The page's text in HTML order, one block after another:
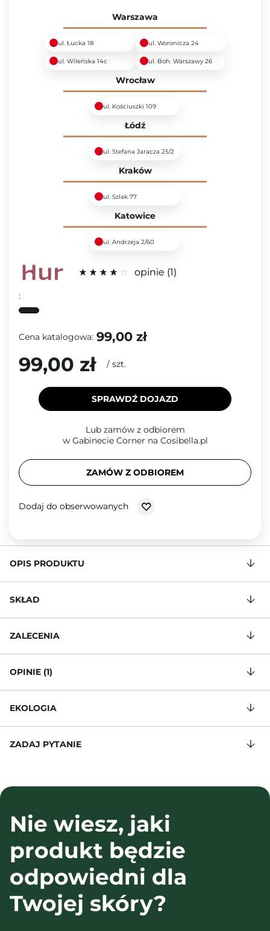
Warszawa
ul. Łucka 18 ul. Woronicza 24
ul. Wileńska 14c ul. Boh. Warszawy 26
Wrocław
ul. Kościuszki 109
Łódź
ul. Stefana Jaracza 25/2
Kraków
ul. Szlak 77
Katowice
ul. Andrzeja 2/60
opinie 1
:
Cena katalogowa: 99,00 zł
99,00 zł / szt.
SPRAWDŹ DOJAZD
Lub zamów z odbiorem
w Gabinecie Corner na Cosibella.pl
ZAMÓW Z ODBIOREM
Dodaj do obserwowanych
OPIS PRODUKTU
SKŁAD
ZALECENIA
OPINIE (1)
EKOLOGIA
ZADAJ PYTANIE
Nie wiesz, jaki
produkt będzie
odpowiedni dla
Twojej skóry?